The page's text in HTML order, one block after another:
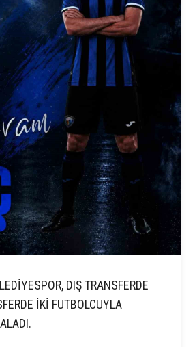
DIŞ TRANSFERDE
İKİ FUTBOLCUYLA